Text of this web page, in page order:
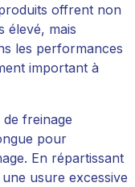
offrent non
élevé, mais
les performances
important à
freinage
pour
En répartissant
usure excessive